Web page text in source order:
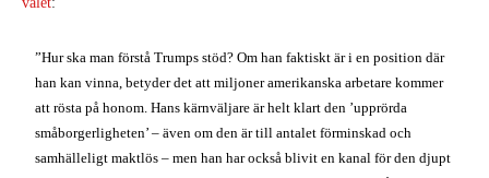
klassperspektiv.
För marxister representerar ’vänstern’ arbetarklassens levande,
historiskt progressiva intressen, genom dess kamp för den
revolutionära socialistiska omvandlingen av samhället. ’Högern’